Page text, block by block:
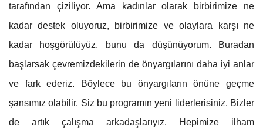
tarafından çiziliyor. Ama kadınlar olarak birbirimize ne
kadar destek oluyoruz, birbirimize ve olaylara karşı ne
kadar hoşgörülüyüz, bunu da düşünüyorum. Buradan
başlarsak çevremizdekilerin de önyargılarını daha iyi anlar
ve fark ederiz. Böylece bu önyargıların önüne geçme
şansımız olabilir. Siz bu programın yeni liderlerisiniz. Bizler
de artık çalışma arkadaşlarıyız. Hepimize ilham